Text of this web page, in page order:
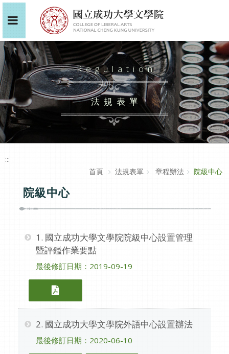
Regulation
法規表單
:::
首頁
法規表單 章程辦法 院級中心
院級中心
1. 國立成功大學文學院院級中心設置管理
暨評鑑作業要點
最後修訂日期：2019-09-19
1. 國立成功大學文學院院級中心設置
2. 國立成功大學文學院外語中心設置辦法
最後修訂日期：2020-06-10